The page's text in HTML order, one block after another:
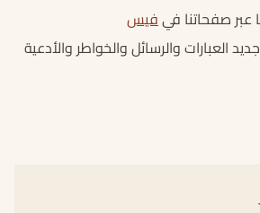
عبر صفحاتنا فيفيس
العبارات والرسائل والخواطر والأدعية